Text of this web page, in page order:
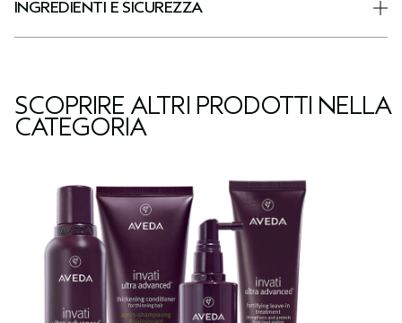
INGREDIENTI E SICUREZZA
SCOPRIRE ALTRI PRODOTTI NELLA
CATEGORIA